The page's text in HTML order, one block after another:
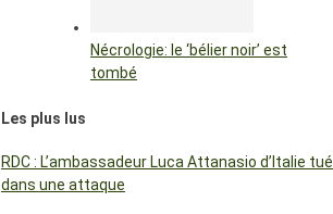
Nécrologie: le ‘bélier noir’ est
tombé
Les plus lus
RDC : L’ambassadeur Luca Attanasio d’Italie tué
dans une attaque